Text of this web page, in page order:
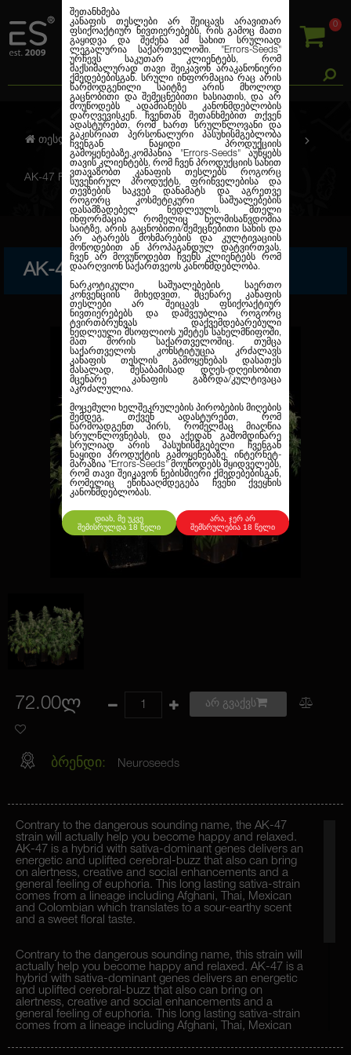
0
შეთანხმება
კანაფის თესლები არ შეიცავს არავითარ
ფსიქოაქტიურ ნივთიერებებს, რის გამოც მათი
გაყიდვა და შეძენა ამ სახით სრულიად
ლეგალურია საქართველოში. "Errors-Seeds"
ურჩევს საკუთარ კლიენტებს, რომ
მაქსიმალურად თავი შეიკავონ არაკანონიერი
ქმედებებისგან. სრული ინფორმაცია რაც არის
წარმოდგენილი საიტზე არის მხოლოდ
გაცნობითი და შემეცნებითი ხასიათის, და არ
მოუწოდებს ადამიანებს კანონმდებლობის
დარღვევისკენ. ჩვენთან შეთანხმებით თქვენ
ადასტურებთ, რომ ხართ სრულწლოვანი და
გაკისრიათ პერსონალური პასუხისმგებლობა
ჩვენგან ნაყიდი პროდუქციის
გამოყენებაზე.კომპანია
"Errors-Seeds" აუწყებს
თავის კლიენტებს, რომ ჩვენ პროდუქციის სახით
ვთავაზობთ კანაფის თესლებს როგორც
სუვენირულ პროდუქტს, ფრინველებისა და
თევზების საკვებ დანამატს და აგრეთვე
როგორც კოსმეტიკური საშუალებების
დასამზადებელ ნედლეულს. მთელი
ინფორმაცია რომელიც ხელმისაწვდომია
საიტზე, არის გაცნობითი/შემეცნებითი სახის და
არ ატარებს მოხმარების და კულტივაციის
მოწოდებით ან პროპაგანდულ დატვირთვას.
ჩვენ არ მოვუწოდებთ ჩვენს კლიენტებს რომ
დაარღვიონ საქართვეოს კანონმდებლობა.
ნარკოტიკული საშუალებების საერთო
კონვენციის მიხედვით, მცენარე კანაფის
თესლები არ შეიცავს ფსიქოაქტიურ
ნივთიერებებს და დაშვეუბლია როგორც
ტვირთბრუნვას დაქვემდებარებული
ნედლეული მსოფლიოს უმეტეს სახელმწიფოში,
მათ შორის საქართველოშიც. თუმცა
საქართველოს კონსტიტუცია კრძალავს
კანაფის თესლის გამოყენებას დასათეს
მასალად, შესაბამისად დღეს-დღეისობით
მცენარე კანაფის გაზრდა/კულტივაცა
აკრძალულია.
მოცემული ხელშეკრულების პირობების მიღების
შემდეგ, თქვენ ადასტურებთ, რომ
წარმოადგენთ პირს, რომელმაც მიაღწია
სრულწლოვნებას, და აქედან გამომდინარე
სრულიად არის პასუხისმგებელი ჩვენგან
ნაყიდი პროდუქტის გამოყენებაზე. ინტერნეტ-
მარაზია "Errors-Seeds" მოუწოდებს მყიდველებს,
რომ თავი შეიკავონ ნებისმიერი ქმედებებისგან,
რომელიც ეწინააღმდეგება ჩვენი ქვეყნის
კანონმდებლობას.
დიახ, მე უკვე
შემისრულდა 18 წელი
არა, ჯერ არ
შემსრულებია 18 წელი
თესლების კანაფი ფემინიზირებული
AK-47 Feminised
AK-47 FEMINISED
72.00ლ არ გვაქვს
ბრენდი: Neuroseeds
Contrary to the dangerous sounding name, the AK-47
strain will actually help you become happy and relaxed.
AK-47 is a hybrid with sativa-dominant genes delivers an
energetic and uplifted cerebral-buzz that also can bring
on alertness, creative and social enhancements and a
general feeling of euphoria. This long lasting sativa-strain
comes from a lineage including Afghani, Thai, Mexican
and Colombian which translates to a sour-earthy scent
and a sweet floral taste.
Contrary to the dangerous sounding name, this strain will
actually help you become happy and relaxed. AK-47 is a
hybrid with sativa-dominant genes delivers an energetic
and uplifted cerebral-buzz that also can bring on
alertness, creative and social enhancements and a
general feeling of euphoria. This long lasting sativa-strain
comes from a lineage including Afghani, Thai, Mexican
and a sweet floral taste.